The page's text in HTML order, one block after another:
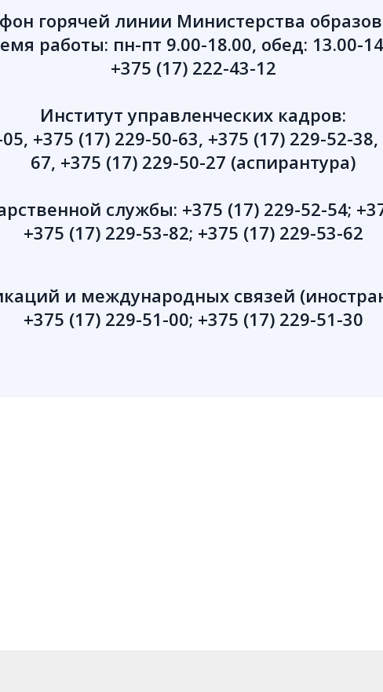
горячей линии Министерства
работы: пн-пт 9.00-18.00, обед: 13.00-
+375 (17) 222-43-12
Институт управленческих кадров:
+375 (17) 229-50-63, +375 (17) 229-52-
67, +375 (17) 229-50-27 (аспирантура)
службы: +375 (17) 229-52-54;
+375 (17) 229-53-82; +375 (17) 229-53-62
и международных связей
+375 (17) 229-51-00; +375 (17) 229-51-30